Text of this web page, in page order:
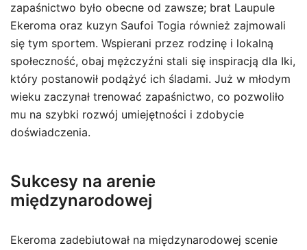
zapaśnictwo było obecne od zawsze; brat Laupule
Ekeroma oraz kuzyn Saufoi Togia również zajmowali
się tym sportem. Wspierani przez rodzinę i lokalną
społeczność, obaj mężczyźni stali się inspiracją dla Iki,
który postanowił podążyć ich śladami. Już w młodym
wieku zaczynał trenować zapaśnictwo, co pozwoliło
mu na szybki rozwój umiejętności i zdobycie
doświadczenia.
Sukcesy na arenie
międzynarodowej
Ekeroma zadebiutował na międzynarodowej scenie